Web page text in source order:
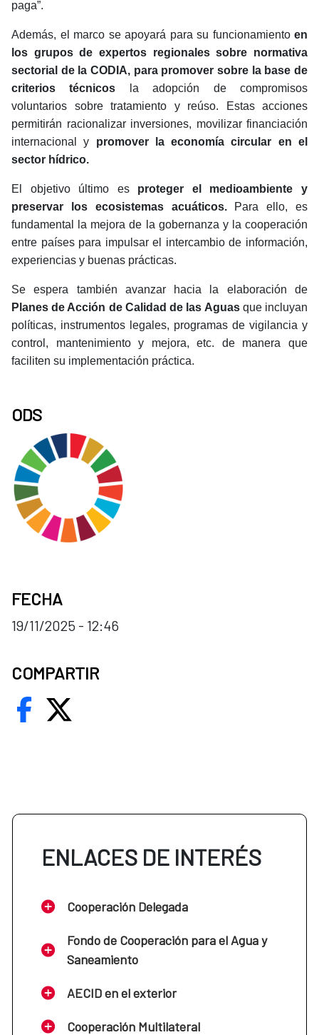
paga”.
Además, el marco se apoyará para su funcionamiento en
los grupos de expertos regionales sobre normativa
sectorial de la CODIA, para promover sobre la base de
criterios técnicos
la adopción de compromisos
voluntarios sobre tratamiento y reúso. Estas acciones
permitirán racionalizar inversiones, movilizar financiación
internacional y promover la economía circular en el
sector hídrico.
El objetivo último es proteger el medioambiente y
preservar los ecosistemas acuáticos.Para ello, es
fundamental la mejora de la gobernanza y la cooperación
entre países para impulsar el intercambio de información,
experiencias y buenas prácticas.
Se espera también avanzar hacia la elaboración de
Planes de Acción de Calidad de las Aguasque incluyan
políticas, instrumentos legales, programas de vigilancia y
control, mantenimiento y mejora, etc. de manera que
faciliten su implementación práctica.
ODS
FECHA
19/11/2025 - 12:46
COMPARTIR
ENLACES DE INTERÉS
Cooperación Delegada
Fondo de Cooperación para el Agua y
Saneamiento
AECID en el exterior
Cooperación Multilateral